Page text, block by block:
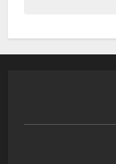
لهذا العام
يدشن ورشة